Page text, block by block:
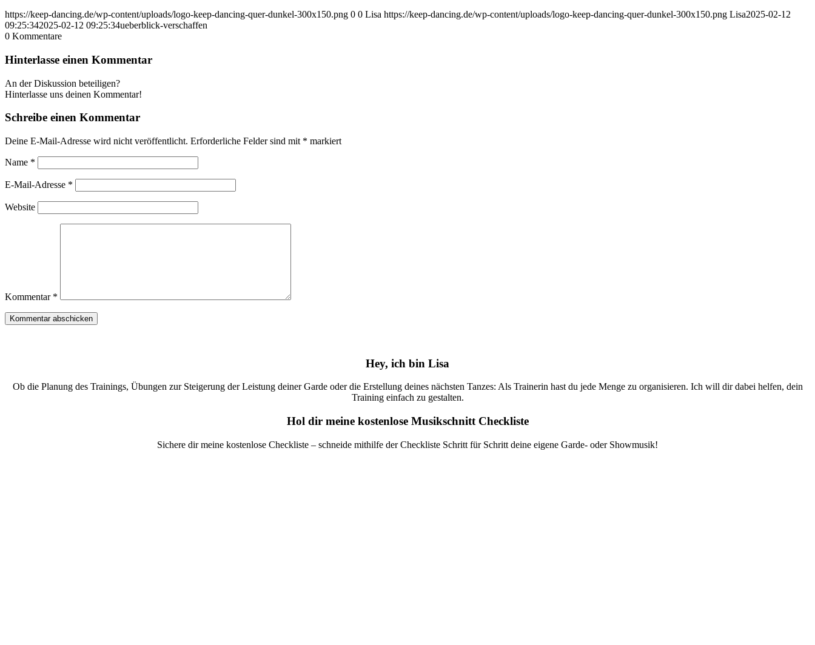
https://keep-dancing.de/wp-content/uploads/logo-keep-dancing-quer-dunkel-300x150.png 0 0 Lisa https://keep-dancing.de/wp-content/uploads/logo-keep-dancing-quer-dunkel-300x150.png Lisa2025-02-12
09:25:342025-02-12 09:25:34ueberblick-verschaffen
0 Kommentare
Hinterlasse einen Kommentar
An der Diskussion beteiligen?
Hinterlasse uns deinen Kommentar!
Schreibe einen Kommentar
Deine E-Mail-Adresse wird nicht veröffentlicht. Erforderliche Felder sind mit * markiert
Name *
E-Mail-Adresse *
Website
Kommentar *
Hey, ich bin Lisa
Ob die Planung des Trainings, Übungen zur Steigerung der Leistung deiner Garde oder die Erstellung deines nächsten Tanzes: Als Trainerin hast du jede Menge zu organisieren. Ich will dir dabei helfen, dein
Training einfach zu gestalten.
Hol dir meine kostenlose Musikschnitt Checkliste
Sichere dir meine kostenlose Checkliste – schneide mithilfe der Checkliste Schritt für Schritt deine eigene Garde- oder Showmusik!